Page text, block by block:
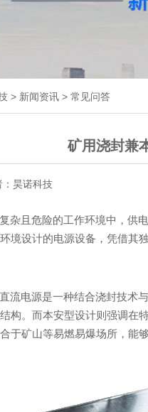
> 新闻资讯 > 常见问答
矿用浇封兼
：昊诺科技
杂且危险的工作环境中，供
境设计的电源设备，凭借其
流电源是一种结合浇封技术
构。而本安型设计则强调在
于矿山等易燃易爆场所，能